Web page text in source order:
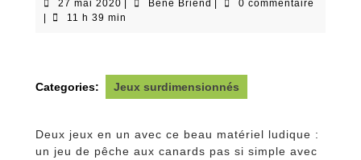
27 mai 2020
mai
| Bene Briend |
0 commentaire
|
11 h 39 min
Categories: Jeux surdimensionnés
Deux jeux en un avec ce beau matériel ludique :
un jeu de pêche aux canards pas si simple avec